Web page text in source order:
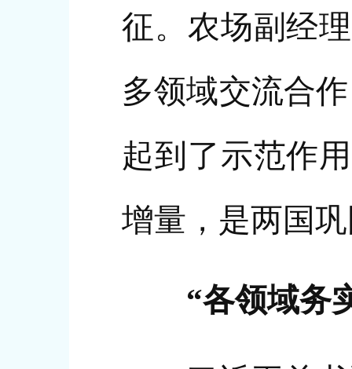
征。农场副经
多领域交流合
起到了示范作
增量，是两国
“各领域务